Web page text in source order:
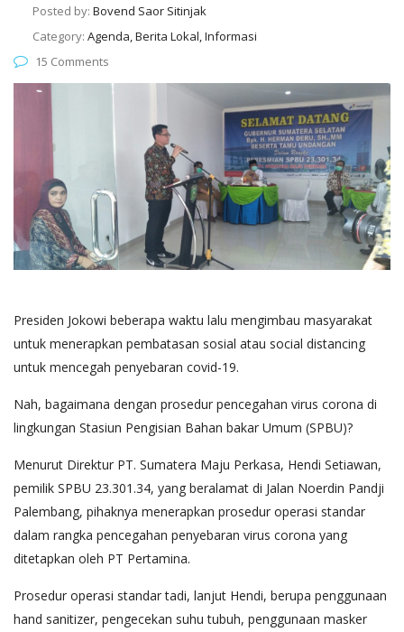
Posted by: Bovend Saor Sitinjak
Category: Agenda, Berita Lokal, Informasi
15 Comments
Presiden Jokowi beberapa waktu lalu mengimbau masyarakat
untuk menerapkan pembatasan sosial atau social distancing
untuk mencegah penyebaran covid-19.
Nah, bagaimana dengan prosedur pencegahan virus corona di
lingkungan Stasiun Pengisian Bahan bakar Umum (SPBU)?
Menurut Direktur PT. Sumatera Maju Perkasa, Hendi Setiawan,
pemilik SPBU 23.301.34, yang beralamat di Jalan Noerdin Pandji
Palembang, pihaknya menerapkan prosedur operasi standar
dalam rangka pencegahan penyebaran virus corona yang
ditetapkan oleh PT Pertamina.
Prosedur operasi standar tadi, lanjut Hendi, berupa penggunaan
hand sanitizer, pengecekan suhu tubuh, penggunaan masker